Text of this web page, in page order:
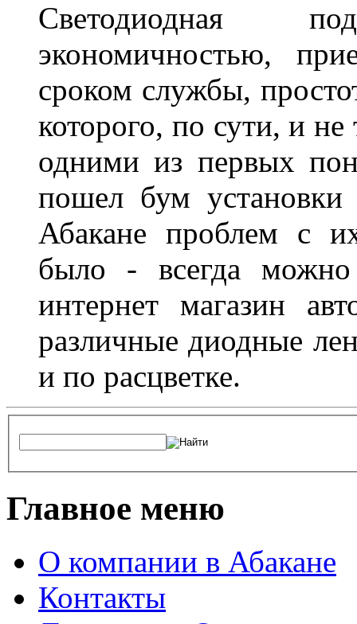
Светодиодная
экономичностью,
сроком службы,
которого, по сути, и
одними из первых
пошел бум установки
Абакане проблем с
было - всегда
интернет магазин
различные диодные
и по расцветке.
Главное меню
О компании в Абакане
Контакты